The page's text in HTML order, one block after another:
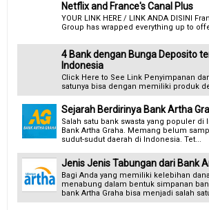
Netflix and France's Canal Plus
YOUR LINK HERE / LINK ANDA DISINI
Group has wrapped everything up to
4 Bank dengan Bunga Deposito
Indonesia
Click Here to See Link Penyimpanan
satunya bisa dengan memiliki produk
Sejarah Berdirinya Bank Artha
Salah satu bank swasta yang populer di
Bank Artha Graha. Memang belum
sudut-sudut daerah di Indonesia. Tet...
Jenis Jenis Tabungan dari Bank
Bagi Anda yang memiliki kelebihan
menabung dalam bentuk simpanan
bank Artha Graha bisa menjadi salah